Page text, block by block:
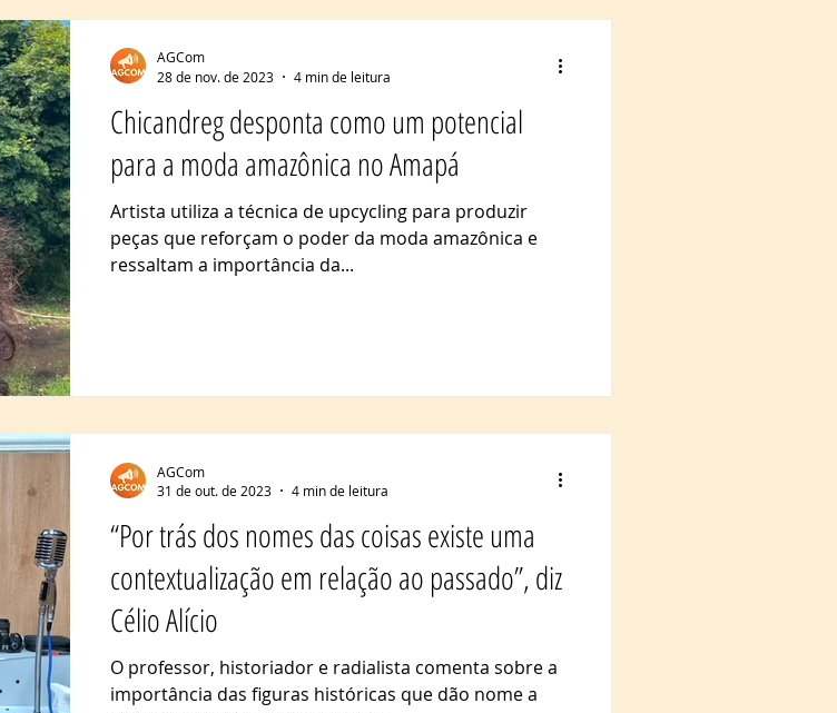
Chicandreg desponta como um potencial
para a moda amazônica no Amapá
Artista utiliza a técnica de upcycling para produzir
peças que reforçam o poder da moda amazônica e
ressaltam a importância da...
AGCom
28 de nov. de 2023
4 min de leitura
“Por trás dos nomes das coisas existe uma
contextualização em relação ao passado”, diz
Célio Alício
O professor, historiador e radialista comenta sobre a
importância das figuras históricas que dão nome a
AGCom
31 de out. de 2023
4 min de leitura